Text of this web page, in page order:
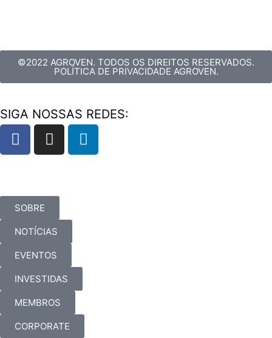
©2022 AGROVEN. TODOS OS DIREITOS RESERVADOS.
POLÍTICA DE PRIVACIDADE AGROVEN.
SIGA NOSSAS REDES:
SOBRE
NOTÍCIAS
EVENTOS
INVESTIDAS
MEMBROS
CORPORATE